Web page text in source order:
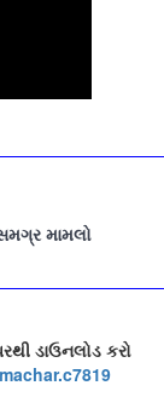
મામલો
ડાઉનલોડ કરો